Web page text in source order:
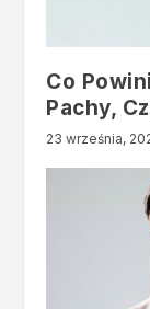
Co
Pachy,
23 września,